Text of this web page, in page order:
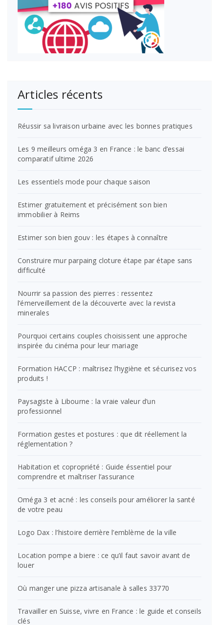
Articles récents
Réussir sa livraison urbaine avec les bonnes pratiques
Les 9 meilleurs oméga 3 en France : le banc d’essai
comparatif ultime 2026
Les essentiels mode pour chaque saison
Estimer gratuitement et précisément son bien
immobilier à Reims
Estimer son bien gouv : les étapes à connaître
Construire mur parpaing cloture étape par étape sans
difficulté
Nourrir sa passion des pierres : ressentez
l’émerveillement de la découverte avec la revista
minerales
Pourquoi certains couples choisissent une approche
inspirée du cinéma pour leur mariage
Formation HACCP : maîtrisez l’hygiène et sécurisez vos
produits !
Paysagiste à Libourne : la vraie valeur d’un
professionnel
Formation gestes et postures : que dit réellement la
réglementation ?
Habitation et copropriété : Guide éssentiel pour
comprendre et maîtriser l’assurance
Oméga 3 et acné : les conseils pour améliorer la santé
de votre peau
Logo Dax : l’histoire derrière l’emblème de la ville
Location pompe a biere : ce qu’il faut savoir avant de
louer
Où manger une pizza artisanale à salles 33770
Travailler en Suisse, vivre en France : le guide et conseils
clés